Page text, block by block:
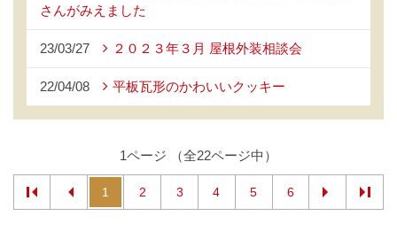
さんがみえました
23/03/27 ２０２３年３月 屋根外装相談会
22/04/08 平板瓦形のかわいいクッキー
1ページ （全22ページ中）
1 2 3 4 5 6